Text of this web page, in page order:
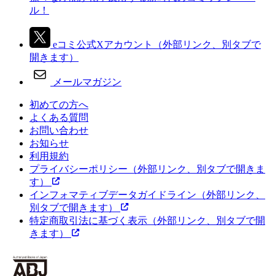
ル！
eコミ公式Xアカウント
（外部リンク、別タブで
開きます）
メールマガジン
初めての方へ
よくある質問
お問い合わせ
お知らせ
利用規約
プライバシーポリシー （外部リンク、別タブで開きま
す）
インフォマティブデータガイドライン （外部リンク、
別タブで開きます）
特定商取引法に基づく表示 （外部リンク、別タブで開
きます）